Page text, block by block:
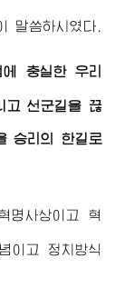
말씀하시였다.
충실한 우리
고 선군길을 끊
승리의 한길로
명사상이고 혁
이고 정치방식